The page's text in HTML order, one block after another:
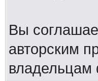
Вы
авторским